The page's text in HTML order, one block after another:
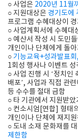
○ 사업은 2020년 11월
○ 지원대상은 경기도에
프로그램 수혜대상이
○ 사업계획서에 수혜대
○ 예산서 작성 시 도민
개인이나 단체에게 돌
○기능교육+성과발표
1회성 행사나 이벤트
○ 사업 진행 시 ‘정치인
배포’, 사업과 직접 관
등 수수를 절대 금함
○ 타 기관에서 지원받
○ 컨소시엄[연합] 형태
개인이나 단체에 재지
○ 도내 소재 문화재를
제한함